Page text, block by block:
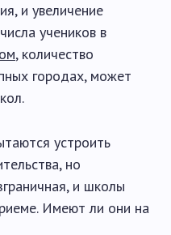
и увеличение
учеников в
, количество
городах, может
устроить
но
и школы
Имеют ли они на